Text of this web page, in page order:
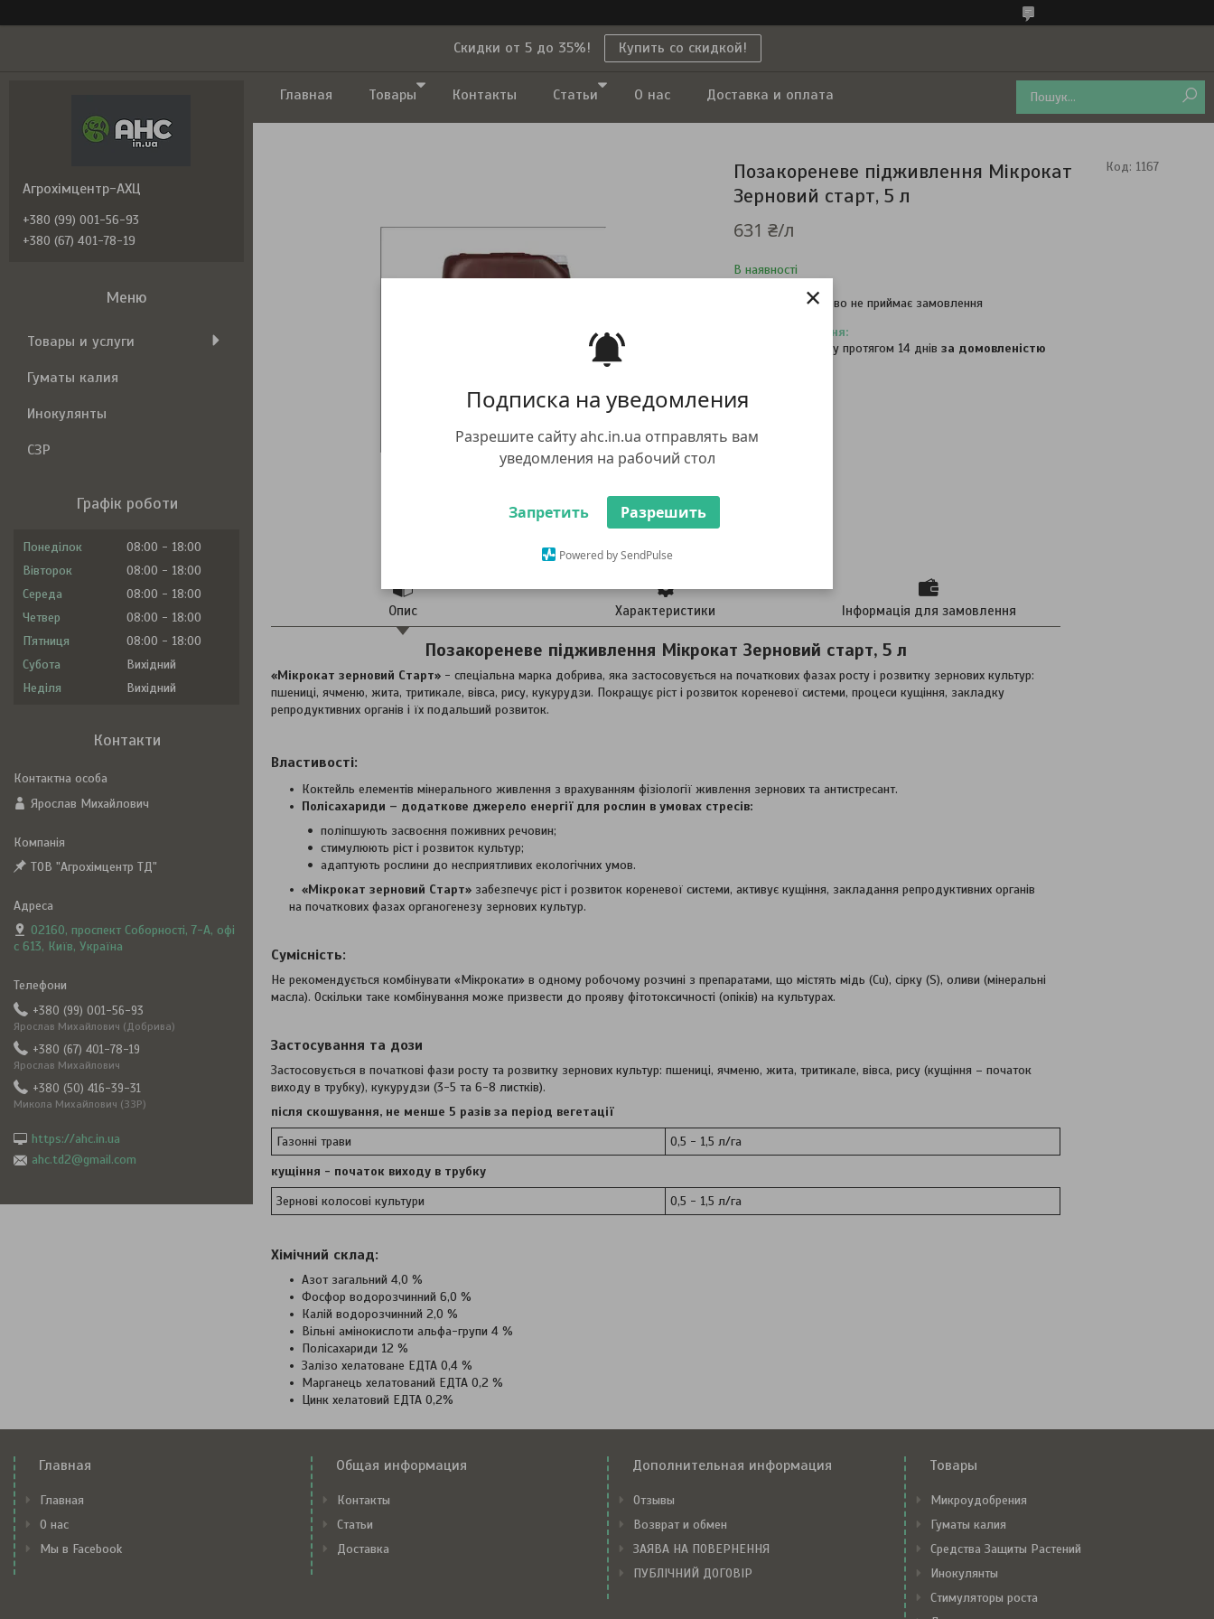
Подписка на уведомления
Разрешите сайту ahc.in.ua отправлять вам
уведомления на рабочий стол
Запретить Разрешить
Powered by SendPulse
×
Скидки от 5 до 35%! Купить со скидкой!
Главная Товары Контакты Статьи О нас Доставка и оплата
Позакореневе підживлення Мікрокат
Зерновий старт, 5 л
631 ₴/л
В наявності
Код: 1167
Компанія тимчасово не приймає замовлення
повернення товару протягом 14 днів за домовленістю
Опис Характеристики Інформація для замовлення
Позакореневе підживлення Мікрокат Зерновий старт, 5 л
«Мікрокат зерновий Старт» - спеціальна марка добрива, яка застосовується на початкових фазах росту і розвитку зернових культур:
пшениці, ячменю, жита, тритикале, вівса, рису, кукурудзи. Покращує ріст і розвиток кореневої системи, процеси кущіння, закладку
репродуктивних органів і їх подальший розвиток.
Властивості:
Коктейль елементів мінерального живлення з врахуванням фізіології живлення зернових та антистресант.
Полісахариди – додаткове джерело енергії для рослин в умовах стресів:
поліпшують засвоєння поживних речовин;
стимулюють ріст і розвиток культур;
адаптують рослини до несприятливих екологічних умов.
«Мікрокат зерновий Старт» забезпечує ріст і розвиток кореневої системи, активує кущіння, закладання репродуктивних органів
на початкових фазах органогенезу зернових культур.
Сумісність:
Не рекомендується комбінувати «Мікрокати» в одному робочому розчині з препаратами, що містять мідь (Сu), сірку (S), оливи (мінеральні
масла). Оскільки таке комбінування може призвести до прояву фітотоксичності (опіків) на культурах.
Застосування та дози
Застосовується в початкові фази росту та розвитку зернових культур: пшениці, ячменю, жита, тритикале, вівса, рису (кущіння – початок
виходу в трубку), кукурудзи (3-5 та 6-8 листків).
після скошування, не менше 5 разів за період вегетації
Газонні трави
0,5 - 1,5 л/га
кущіння - початок виходу в трубку
Зернові колосові культури
0,5 - 1,5 л/га
Хімічний склад:
Азот загальний 4,0 %
Фосфор водорозчинний 6,0 %
Калій водорозчинний 2,0 %
Вільні амінокислоти альфа-групи 4 %
Полісахариди 12 %
Залізо хелатоване ЕДТА 0,4 %
Марганець хелатований ЕДТА 0,2 %
Цинк хелатовий ЕДТА 0,2%
Агрохімцентр-АХЦ
+380 (99) 001-56-93
+380 (67) 401-78-19
Товары и услуги
Гуматы калия
Инокулянты
СЗР
Графік роботи
Понеділок 08:00
18:00
Вівторок
08:00
18:00
Середа
08:00
18:00
Четвер
08:00
18:00
Пʼятниця
08:00
18:00
Субота
Вихідний
Неділя
Вихідний
Контакти
Ярослав Михайлович
ТОВ "Агрохімцентр ТД"
02160, проспект Соборності, 7-А, офі
с 613, Київ, Україна
+380 (99) 001-56-93
Ярослав Михайлович (Добрива)
+380 (67) 401-78-19
Ярослав Михайлович
+380 (50) 416-39-31
Микола Михайлович (ЗЗР)
https://ahc.in.ua
ahc.td2@gmail.com
Главная
Главная
О нас
Мы в Facebook
Общая информация
Контакты
Статьи
Доставка
Дополнительная информация
Отзывы
Возврат и обмен
ЗАЯВА НА ПОВЕРНЕННЯ
ПУБЛІЧНИЙ ДОГОВІР
Товары
Микроудобрения
Гуматы калия
Средства Защиты Растений
Инокулянты
Стимуляторы роста